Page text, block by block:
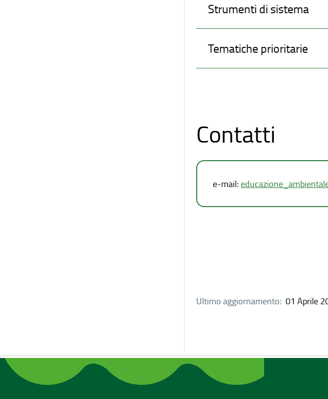
Strumenti di sistema
Tematiche prioritarie
Contatti
e-mail:
Ultimo aggiornamento: 01 Aprile